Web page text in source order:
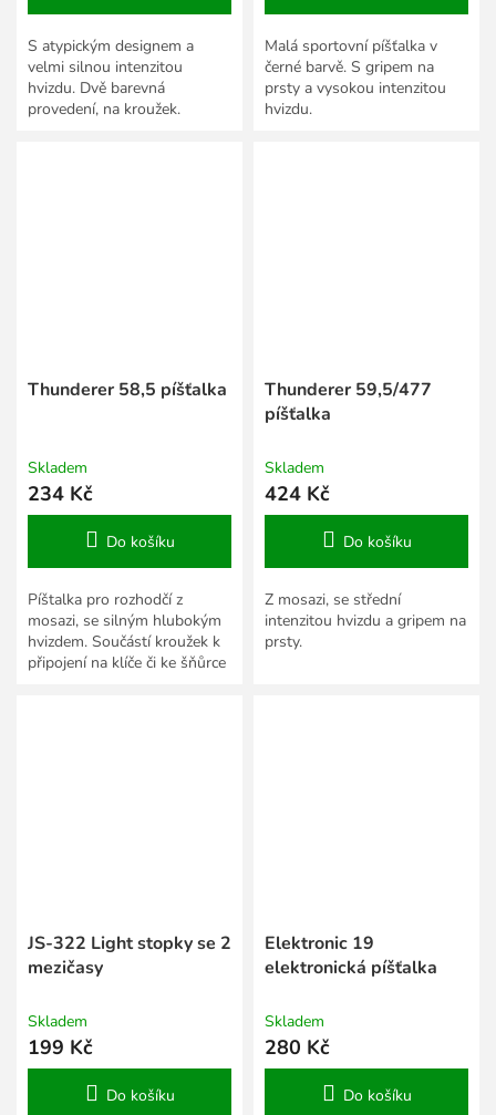
S atypickým designem a
velmi silnou intenzitou
hvizdu. Dvě barevná
provedení, na kroužek.
Malá sportovní píšťalka v
černé barvě. S gripem na
prsty a vysokou intenzitou
hvizdu.
Thunderer 58,5 píšťalka
Skladem
234 Kč
Do košíku
Píštalka pro rozhodčí z
mosazi, se silným hlubokým
hvizdem. Součástí kroužek k
připojení na klíče či ke šňůrce
Thunderer 59,5/477
píšťalka
Skladem
424 Kč
Do košíku
Z mosazi, se střední
intenzitou hvizdu a gripem na
prsty.
JS-322 Light stopky se 2
mezičasy
Skladem
199 Kč
Do košíku
Elektronic 19
elektronická píšťalka
Skladem
280 Kč
Do košíku